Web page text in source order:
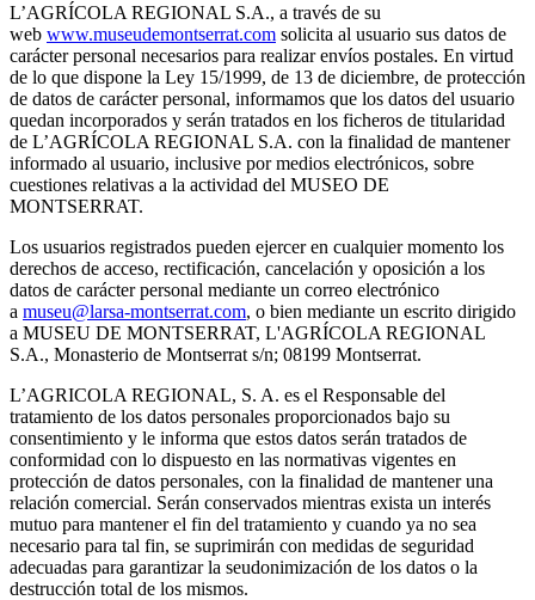
L’AGRÍCOLA REGIONAL S.A., a través de su
web www.museudemontserrat.com solicita al usuario sus datos de
carácter personal necesarios para realizar envíos postales. En virtud
de lo que dispone la Ley 15/1999, de 13 de diciembre, de protección
de datos de carácter personal, informamos que los datos del usuario
quedan incorporados y serán tratados en los ficheros de titularidad
de L’AGRÍCOLA REGIONAL S.A. con la finalidad de mantener
informado al usuario, inclusive por medios electrónicos, sobre
cuestiones relativas a la actividad del MUSEO DE
MONTSERRAT.
Los usuarios registrados pueden ejercer en cualquier momento los
derechos de acceso, rectificación, cancelación y oposición a los
datos de carácter personal mediante un correo electrónico
a museu@larsa-montserrat.com, o bien mediante un escrito dirigido
a MUSEU DE MONTSERRAT, L'AGRÍCOLA REGIONAL
S.A., Monasterio de Montserrat s/n; 08199 Montserrat.
L’AGRICOLA REGIONAL, S. A. es el Responsable del
tratamiento de los datos personales proporcionados bajo su
consentimiento y le informa que estos datos serán tratados de
conformidad con lo dispuesto en las normativas vigentes en
protección de datos personales, con la finalidad de mantener una
relación comercial. Serán conservados mientras exista un interés
mutuo para mantener el fin del tratamiento y cuando ya no sea
necesario para tal fin, se suprimirán con medidas de seguridad
adecuadas para garantizar la seudonimización de los datos o la
destrucción total de los mismos.